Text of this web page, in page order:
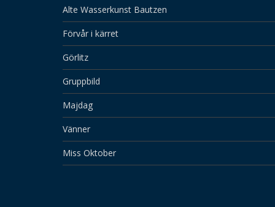
Alte Wasserkunst Bautzen
Förvår i kärret
Görlitz
Gruppbild
Majdag
Vänner
Miss Oktober